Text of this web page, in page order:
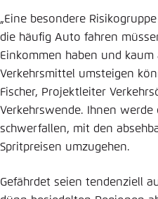
„Eine besondere
die häufig Auto fahren
Einkommen haben und kaum
Verkehrsmittel umsteigen
Fischer, Projektleiter
Verkehrswende. Ihnen werde
schwerfallen, mit den
Spritpreisen umzugehen.
Gefährdet seien tendenziell